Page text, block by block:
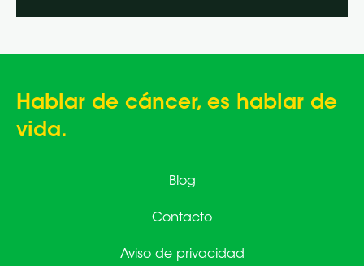
Hablar de cáncer, es hablar de
vida.
Blog
Contacto
Aviso de privacidad